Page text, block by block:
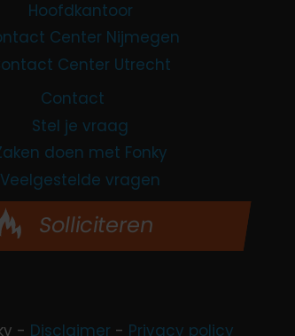
Hoofdkantoor
Center Nijmegen
Center Utrecht
Contact
Stel je vraag
doen met Fonky
Veelgestelde vragen
Solliciteren
- Disclaimer - Privacy policy